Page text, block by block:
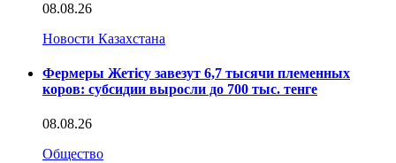
08.08.26
Новости Казахстана
Фермеры Жетісу завезут 6,7 тысячи племенных
коров: субсидии выросли до 700 тыс. тенге
08.08.26
Общество